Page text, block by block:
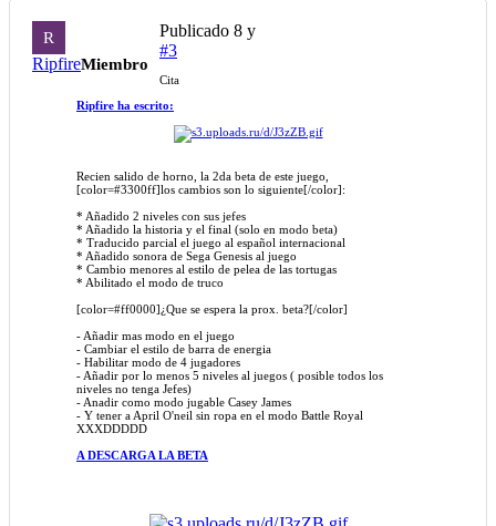
R
RipfireMiembro
Publicado 8 y
#3
Cita
Ripfire ha escrito:
Recien salido de horno, la 2da beta de este juego,
[color=#3300ff]los cambios son lo siguiente[/color]:
* Añadido 2 niveles con sus jefes
* Añadido la historia y el final (solo en modo beta)
* Traducido parcial el juego al español internacional
* Añadido sonora de Sega Genesis al juego
* Cambio menores al estilo de pelea de las tortugas
* Abilitado el modo de truco
[color=#ff0000]¿Que se espera la prox. beta?[/color]
- Añadir mas modo en el juego
- Cambiar el estilo de barra de energia
- Habilitar modo de 4 jugadores
- Añadir por lo menos 5 niveles al juegos ( posible todos los
niveles no tenga Jefes)
- Anadir como modo jugable Casey James
- Y tener a April O'neil sin ropa en el modo Battle Royal
XXXDDDDD
A DESCARGA LA BETA